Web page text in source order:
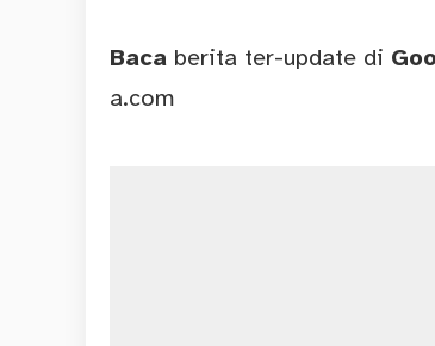
Baca berita ter-update di
a.com